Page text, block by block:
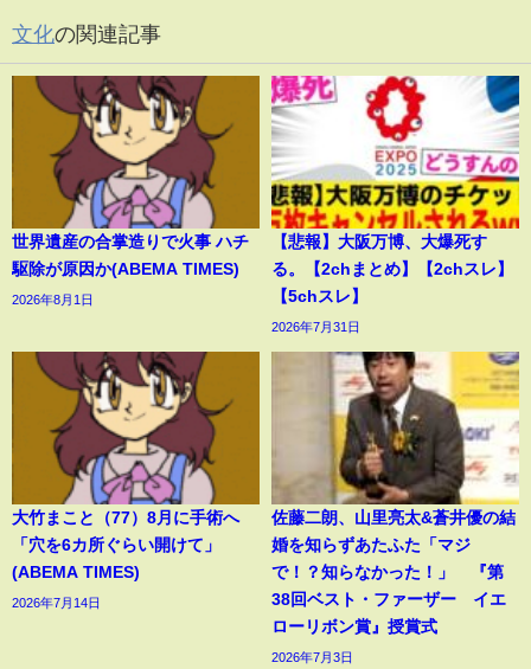
文化の関連記事
世界遺産の合掌造りで火事 ハチ
駆除が原因か(ABEMA TIMES)
2026年8月1日
【悲報】大阪万博、大爆死す
る。【2chまとめ】【2chスレ】
【5chスレ】
2026年7月31日
大竹まこと（77）8月に手術へ
「穴を6カ所ぐらい開けて」
(ABEMA TIMES)
2026年7月14日
佐藤二朗、山里亮太&蒼井優の結
婚を知らずあたふた「マジ
で！？知らなかった！」 『第
38回ベスト・ファーザー イエ
ローリボン賞』授賞式
2026年7月3日